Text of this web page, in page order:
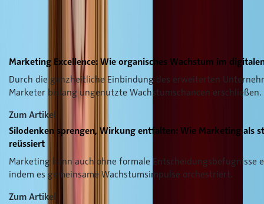
Marketing Excellence: Wie organisches Wachstum im
Durch die ganzheitliche Einbindung des erweiterten
Marketer bislang ungenutzte Wachstumschancen erschließen.
Zum Artikel
Silodenken sprengen, Wirkung entfalten: Wie Marketing als
reüssiert
Marketing kann auch ohne formale Entscheidungsbefugnisse
indem es gemeinsame Wachstumsimpulse orchestriert.
Zum Artikel